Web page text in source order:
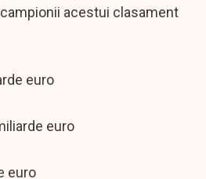
acestui clasament
euro
euro
euro